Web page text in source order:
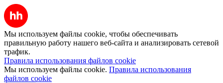
Мы используем файлы cookie, чтобы обеспечивать
правильную работу нашего веб-сайта и анализировать сетевой
трафик.
Правила использования файлов cookie
Мы используем файлы cookie. Правила использования
файлов cookie